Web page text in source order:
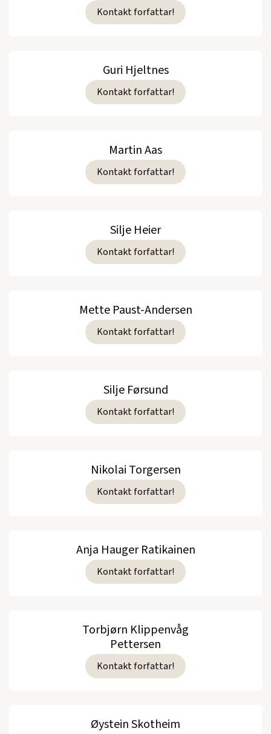
Kontakt forfattar!
Guri Hjeltnes
Kontakt forfattar!
Martin Aas
Kontakt forfattar!
Silje Heier
Kontakt forfattar!
Mette Paust-Andersen
Kontakt forfattar!
Silje Førsund
Kontakt forfattar!
Nikolai Torgersen
Kontakt forfattar!
Anja Hauger Ratikainen
Kontakt forfattar!
Torbjørn Klippenvåg
Pettersen
Kontakt forfattar!
Øystein Skotheim